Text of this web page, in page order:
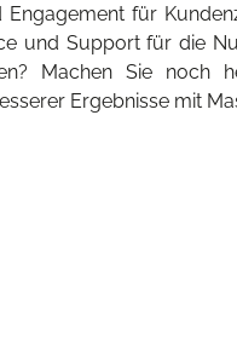
für
und Support für die
Machen Sie noch
Ergebnisse mit